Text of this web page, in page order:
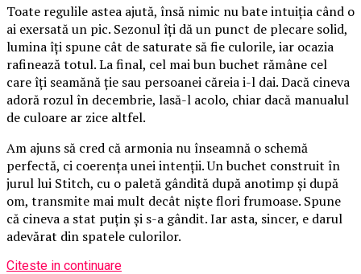
Toate regulile astea ajută, însă nimic nu bate intuiția când o
ai exersată un pic. Sezonul îți dă un punct de plecare solid,
lumina îți spune cât de saturate să fie culorile, iar ocazia
rafinează totul. La final, cel mai bun buchet rămâne cel
care îți seamănă ție sau persoanei căreia i-l dai. Dacă cineva
adoră rozul în decembrie, lasă-l acolo, chiar dacă manualul
de culoare ar zice altfel.
Am ajuns să cred că armonia nu înseamnă o schemă
perfectă, ci coerența unei intenții. Un buchet construit în
jurul lui Stitch, cu o paletă gândită după anotimp și după
om, transmite mai mult decât niște flori frumoase. Spune
că cineva a stat puțin și s-a gândit. Iar asta, sincer, e darul
adevărat din spatele culorilor.
Citeste in continuare